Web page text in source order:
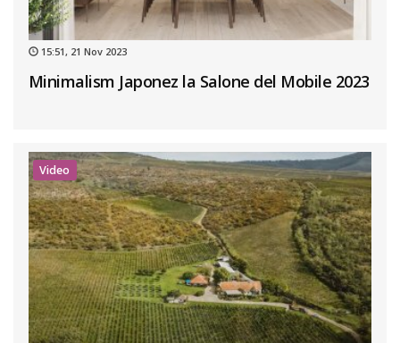
15:51, 21 Nov 2023
Minimalism Japonez la Salone del Mobile 2023
Video